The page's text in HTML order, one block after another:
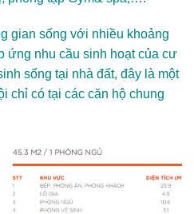
gian sống với nhiều khoảng
nhu cầu sinh hoạt của cư
sống tại nhà đất, đây là một
chỉ có tại các căn hộ chung